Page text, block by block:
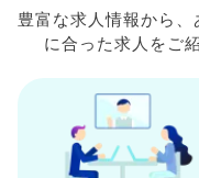
豊富な求人情報から、
に合った求人を ご